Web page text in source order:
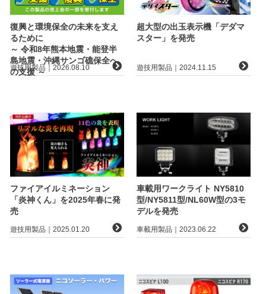
復興と環境保全の未来を支え
るために
～ 令和8年熊本地震・能登半
島地震・沖縄サンゴ礁保全へ
の支援 ～
遊技用製品｜2026.08.10
超大型の出玉表示機「デダマ
スター」を発売
遊技用製品｜2024.11.15
ファイアイルミネーション
「炎神くん」を2025年春に発
売
遊技用製品｜2025.01.20
車載用ワークライト NY5810
型/NY5811型/NL60W型の3モ
デルを発売
車載用製品｜2023.06.22